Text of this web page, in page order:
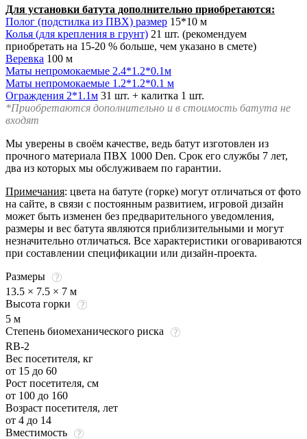
Для установки батута дополнительно приобретаются:
Полог (подстилка из ПВХ) размер 15*10 м
Колья (для крепления в грунт) 21 шт. (рекомендуем
приобретать на 15-20 % больше, чем указано в смете)
Веревка 100 м
Маты непромокаемые 2.4*1.2*0.1м
Маты непромокаемые 1.2*1.2*0.1 м
Ограждения 2*1.1м 31 шт. + калитка 1 шт.
*Приобретаются дополнительно и в стоимость батута не
входят
Мы уверены в своём качестве, ведь батут изготовлен из
прочного материала ПВХ 1000 Den. Срок его службы 7 лет,
два из которых мы обслуживаем по гарантии.
Примечания: цвета на батуте (горке) могут отличаться от фото
на сайте, в связи с постоянным развитием, игровой дизайн
может быть изменен без предварительного уведомления,
размеры и вес батута являются приблизительными и могут
незначительно отличаться. Все характеристики оговариваются
при составлении спецификации или дизайн-проекта.
Размеры
13.5 × 7.5 × 7 м
Высота горки
5 м
Степень биомеханического риска
RB-2
Вес посетителя, кг
от 15 до 60
Рост посетителя, см
от 100 до 160
Возраст посетителя, лет
от 4 до 14
Вместимость